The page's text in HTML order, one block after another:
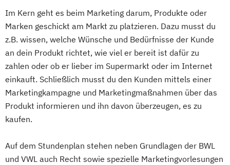
Im Kern geht es beim Marketing darum, Produkte oder
Marken geschickt am Markt zu platzieren. Dazu musst du
z.B. wissen, welche Wünsche und Bedürfnisse der Kunde
an dein Produkt richtet, wie viel er bereit ist dafür zu
zahlen oder ob er lieber im Supermarkt oder im Internet
einkauft. Schließlich musst du den Kunden mittels einer
Marketingkampagne und Marketingmaßnahmen über das
Produkt informieren und ihn davon überzeugen, es zu
kaufen.
Auf dem Stundenplan stehen neben Grundlagen der BWL
und VWL auch Recht sowie spezielle Marketingvorlesungen